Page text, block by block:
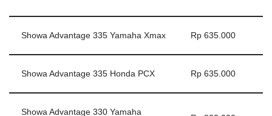
Showa Advantage 335 Yamaha Xmax Rp 635.000
Showa Advantage 335 Honda PCX Rp 635.000
Showa Advantage 330 Yamaha